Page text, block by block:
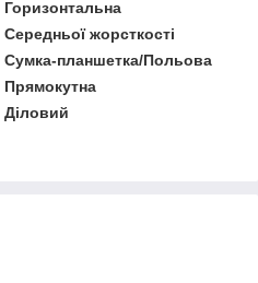
Горизонтальна
Середньої жорсткості
Сумка-планшетка/Польова
Прямокутна
Діловий